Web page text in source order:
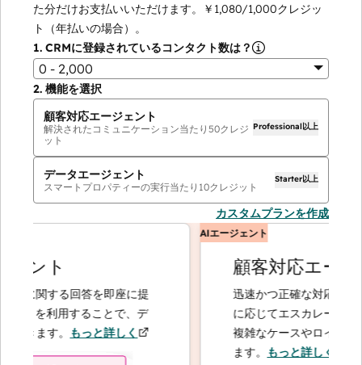
た分だけお支払いいただけます。
￥1,080/1,000クレジッ
ト（年払いの場合）。
1. CRMに登録されているコンタクト数は？
0 - 2,000
2. 機能を選択
顧客対応エージェント
解決されたコミュニケーション当たり 50クレジ
ット
Professional以上
データエージェント
スマートプロパティーの実行当たり 10クレジット
Starter以上
カスタムプランを作成
ト
関する回答を即座に提
を利用することで、デ
ます。もっと詳しく
AIエージェント
顧客対応エージェ
迅速かつ正確な対応で問い
に応じてエスカレーション
複雑なケースやロイヤルテ
ます。もっと詳しく